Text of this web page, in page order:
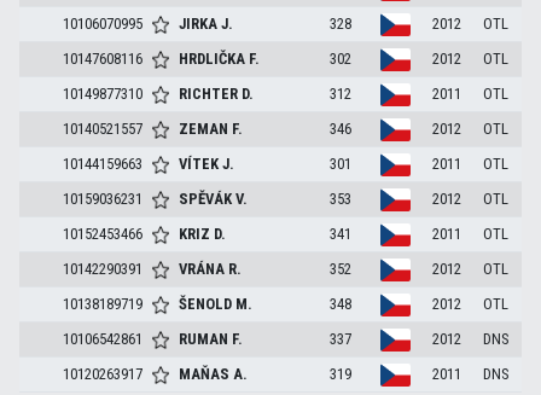
10106070995
JIRKAJ. 328 2012
OTL
10147608116
HRDLIČKA F. 302 2012
OTL
10149877310
RICHTER D. 312 2011
OTL
10140521557
ZEMAN F. 346 2012
OTL
10144159663
VÍTEKJ. 301 2011
OTL
10159036231
SPĚVÁKV. 353 2012
OTL
10152453466
KRIZ D. 341 2011
OTL
10142290391
VRÁNA R. 352 2012
OTL
10138189719
ŠENOLD M. 348 2012
OTL
10106542861
RUMAN F. 337 2012
DNS
10120263917
MAŇASA. 319 2011 DNS